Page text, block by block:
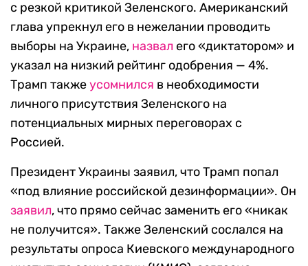
с резкой критикой Зеленского. Американский
глава упрекнул его в нежелании проводить
выборы на Украине, назвал его «диктатором» и
указал на низкий рейтинг одобрения — 4%.
Трамп такжеусомнился в необходимости
личного присутствия Зеленского на
потенциальных мирных переговорах с
Россией.
Президент Украины заявил, что Трамп попал
«под влияние российской дезинформации». Он
заявил, что прямо сейчас заменить его «никак
не получится». Также Зеленский сослался на
результаты опроса Киевского международного